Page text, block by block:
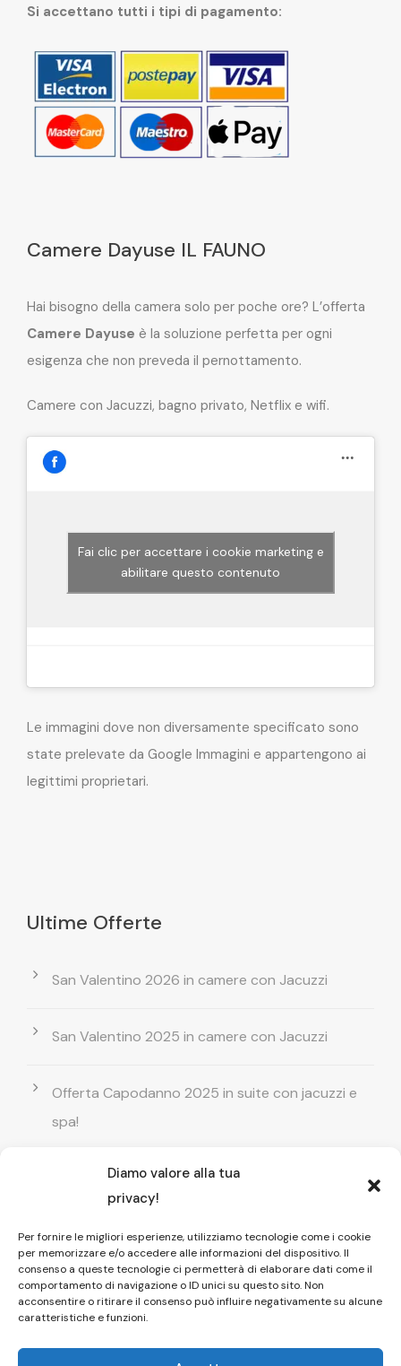
Diamo valore alla tua
privacy!
Per fornire le migliori esperienze, utilizziamo tecnologie come i cookie
per memorizzare e/o accedere alle informazioni del dispositivo. Il
consenso a queste tecnologie ci permetterà di elaborare dati come il
comportamento di navigazione o ID unici su questo sito. Non
acconsentire o ritirare il consenso può influire negativamente su alcune
caratteristiche e funzioni.
Si accettano tutti i tipi di pagamento:
Camere Dayuse IL FAUNO
Hai bisogno della camera solo per poche ore? L’offerta
Camere Dayuse è la soluzione perfetta per ogni
esigenza che non preveda il pernottamento.
Camere con Jacuzzi, bagno privato, Netflix e wifi.
Fai clic per accettare i cookie marketing e
abilitare questo contenuto
Le immagini dove non diversamente specificato sono
state prelevate da Google Immagini e appartengono ai
legittimi proprietari.
Ultime Offerte
San Valentino 2026 in camere con Jacuzzi
San Valentino 2025 in camere con Jacuzzi
Offerta Capodanno 2025 in suite con jacuzzi e
spa!
Offerta Natale in camera con vasca
idromassaggio ! Prenota il tuo relax esclusivo
Entrata GRATUITA in Piscina esterna! Il tuo relax
di coppia